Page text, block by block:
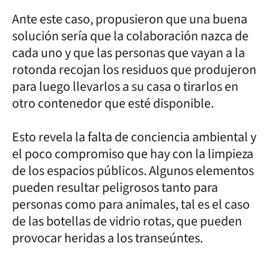
Ante este caso, propusieron que una buena
solución sería que la colaboración nazca de
cada uno y que las personas que vayan a la
rotonda recojan los residuos que produjeron
para luego llevarlos a su casa o tirarlos en
otro contenedor que esté disponible.
Esto revela la falta de conciencia ambiental y
el poco compromiso que hay con la limpieza
de los espacios públicos. Algunos elementos
pueden resultar peligrosos tanto para
personas como para animales, tal es el caso
de las botellas de vidrio rotas, que pueden
provocar heridas a los transeúntes.